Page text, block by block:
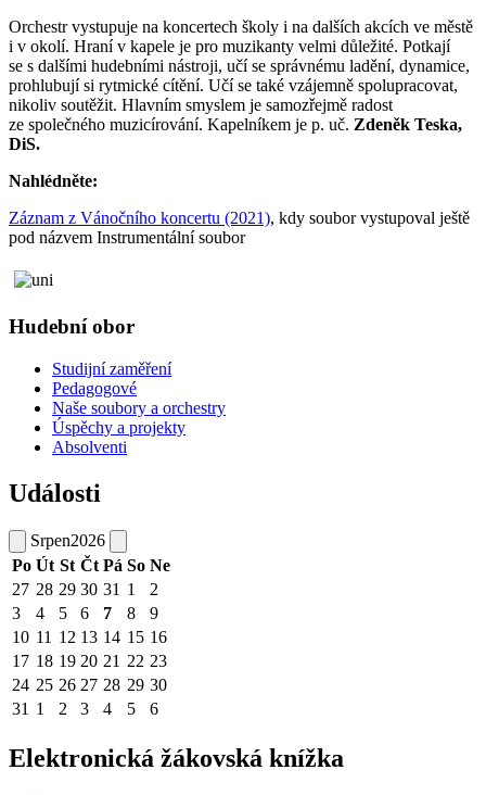
Orchestr vystupuje na koncertech školy i na dalších akcích ve městě
i v okolí. Hraní v kapele je pro muzikanty velmi důležité. Potkají
se s dalšími hudebními nástroji, učí se správnému ladění, dynamice,
prohlubují si rytmické cítění. Učí se také vzájemně spolupracovat,
nikoliv soutěžit. Hlavním smyslem je samozřejmě radost
ze společného muzicírování. Kapelníkem je p. uč. Zdeněk Teska,
DiS.
Nahlédněte:
Záznam z Vánočního koncertu (2021), kdy soubor vystupoval ještě
pod názvem Instrumentální soubor
Hudební obor
Studijní zaměření
Pedagogové
Naše soubory a orchestry
Úspěchy a projekty
Absolventi
Události
Srpen2026
Po Út St Čt Pá So Ne
27 28 29 30 31 1
2
3
4 5 6 7 8
9
10 11 12 13 14 15 16
17 18 19 20 21 22 23
24 25 26 27 28 29 30
31 1 2 3 4 5 6
Elektronická žákovská knížka